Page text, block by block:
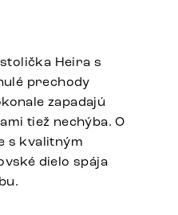
Heira s
prechody
zapadajú
tiež nechýba. O
s kvalitným
dielo spája